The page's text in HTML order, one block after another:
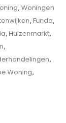
, Woningen
, Funda,
, Huizenmarkt,
,
,
Woning,